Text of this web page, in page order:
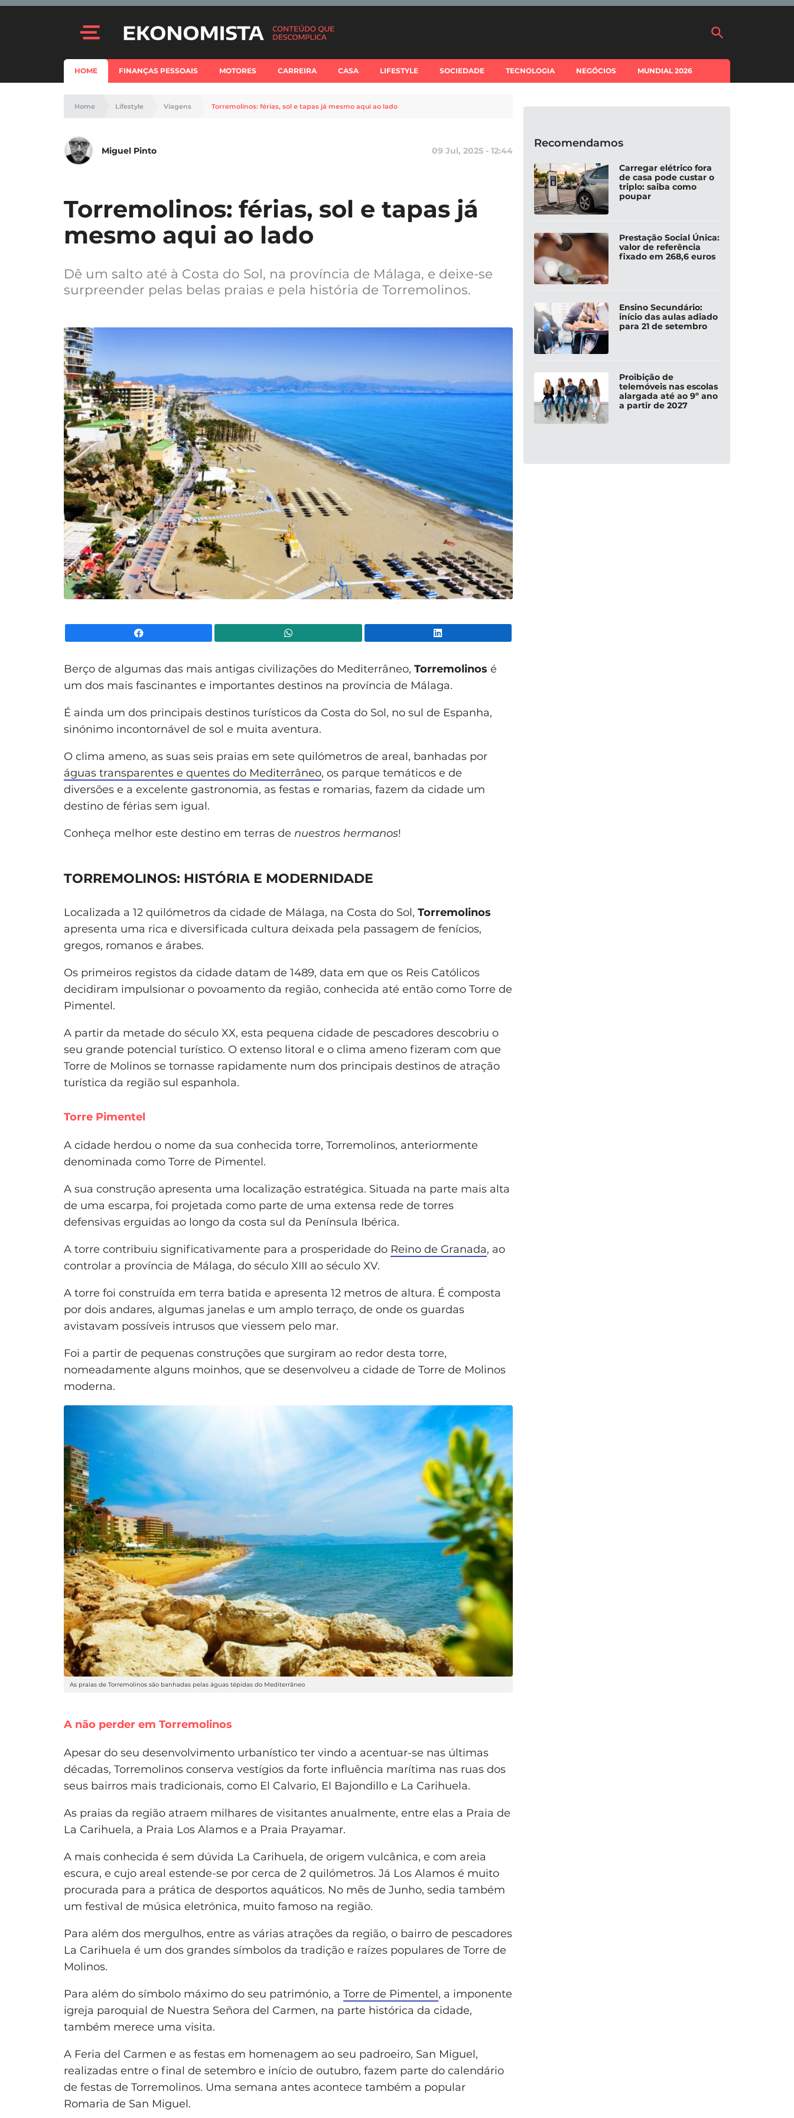
HOME FINANÇAS PESSOAIS MOTORES CARREIRA CASA LIFESTYLE SOCIEDADE TECNOLOGIA NEGÓCIOS MUNDIAL 2026
Home Lifestyle Viagens Torremolinos: férias, sol e tapas já mesmo aqui ao lado
Miguel Pinto 09 Jul, 2025 - 12:44
Torremolinos: férias, sol e tapas já
mesmo aqui ao lado
Dê um salto até à Costa do Sol, na província de Málaga, e deixe-se
surpreender pelas belas praias e pela história de Torremolinos.
Berço de algumas das mais antigas civilizações do Mediterrâneo, Torremolinos é
um dos mais fascinantes e importantes destinos na província de Málaga.
É ainda um dos principais destinos turísticos da Costa do Sol, no sul de Espanha,
sinónimo incontornável de sol e muita aventura.
O clima ameno, as suas seis praias em sete quilómetros de areal, banhadas por
águas transparentes e quentes do Mediterrâneo, os parque temáticos e de
diversões e a excelente gastronomia, as festas e romarias, fazem da cidade um
destino de férias sem igual.
Conheça melhor este destino em terras de nuestros hermanos!
TORREMOLINOS: HISTÓRIA E MODERNIDADE
Localizada a 12 quilómetros da cidade de Málaga, na Costa do Sol, Torremolinos
apresenta uma rica e diversificada cultura deixada pela passagem de fenícios,
gregos, romanos e árabes.
Os primeiros registos da cidade datam de 1489, data em que os Reis Católicos
decidiram impulsionar o povoamento da região, conhecida até então como Torre de
Pimentel.
A partir da metade do século XX, esta pequena cidade de pescadores descobriu o
seu grande potencial turístico. O extenso litoral e o clima ameno fizeram com que
Torre de Molinos se tornasse rapidamente num dos principais destinos de atração
turística da região sul espanhola.
Torre Pimentel
A cidade herdou o nome da sua conhecida torre, Torremolinos, anteriormente
denominada como Torre de Pimentel.
A sua construção apresenta uma localização estratégica. Situada na parte mais alta
de uma escarpa, foi projetada como parte de uma extensa rede de torres
defensivas erguidas ao longo da costa sul da Península Ibérica.
A torre contribuiu significativamente para a prosperidade do Reino de Granada, ao
controlar a província de Málaga, do século XIII ao século XV.
A torre foi construída em terra batida e apresenta 12 metros de altura. É composta
por dois andares, algumas janelas e um amplo terraço, de onde os guardas
avistavam possíveis intrusos que viessem pelo mar.
Foi a partir de pequenas construções que surgiram ao redor desta torre,
nomeadamente alguns moinhos, que se desenvolveu a cidade de Torre de Molinos
moderna.
As praias de Torremolinos são banhadas pelas águas tépidas do Mediterrâneo
A não perder em Torremolinos
Apesar do seu desenvolvimento urbanístico ter vindo a acentuar-se nas últimas
décadas, Torremolinos conserva vestígios da forte influência marítima nas ruas dos
seus bairros mais tradicionais, como El Calvario, El Bajondillo e La Carihuela.
As praias da região atraem milhares de visitantes anualmente, entre elas a Praia de
La Carihuela, a Praia Los Alamos e a Praia Prayamar.
A mais conhecida é sem dúvida La Carihuela, de origem vulcânica, e com areia
escura, e cujo areal estende-se por cerca de 2 quilómetros. Já Los Alamos é muito
procurada para a prática de desportos aquáticos. No mês de Junho, sedia também
um festival de música eletrónica, muito famoso na região.
Para além dos mergulhos, entre as várias atrações da região, o bairro de pescadores
La Carihuela é um dos grandes símbolos da tradição e raízes populares de Torre de
Molinos.
Para além do símbolo máximo do seu património, a Torre de Pimentel, a imponente
igreja paroquial de Nuestra Señora del Carmen, na parte histórica da cidade,
também merece uma visita.
A Feria del Carmen e as festas em homenagem ao seu padroeiro, San Miguel,
realizadas entre o final de setembro e início de outubro, fazem parte do calendário
de festas de Torremolinos. Uma semana antes acontece também a popular
Romaria de San Miguel.
Recomendamos
Carregar elétrico fora
de casa pode custar o
triplo: saiba como
poupar
Prestação Social Única:
valor de referência
fixado em 268,6 euros
Ensino Secundário:
início das aulas adiado
para 21 de setembro
Proibição de
telemóveis nas escolas
alargada até ao 9º ano
a partir de 2027